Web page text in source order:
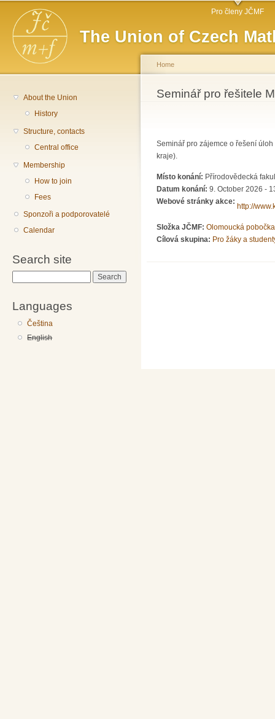
The Union of Czech
Main menu Pro členy JČMF
About the Union
History
Structure, contacts
Central office
Membership
How to join
Fees
Sponzoři a podporovatelé
Calendar
Search site
Languages
Čeština
English
You are here
Home
Seminář pro řešitele
Seminář pro zájemce o řešení
kraje).
Místo konání: Přírodovědecká
Datum konání: 9. October 2026 -
Webové stránky akce:
http://
Složka JČMF: Olomoucká pobočka
Cílová skupina: Pro žáky a